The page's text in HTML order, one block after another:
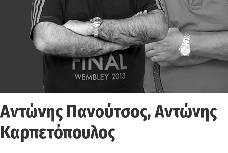
Αντώνης Πανούτσος, Αντώνης
Καρπετόπουλος